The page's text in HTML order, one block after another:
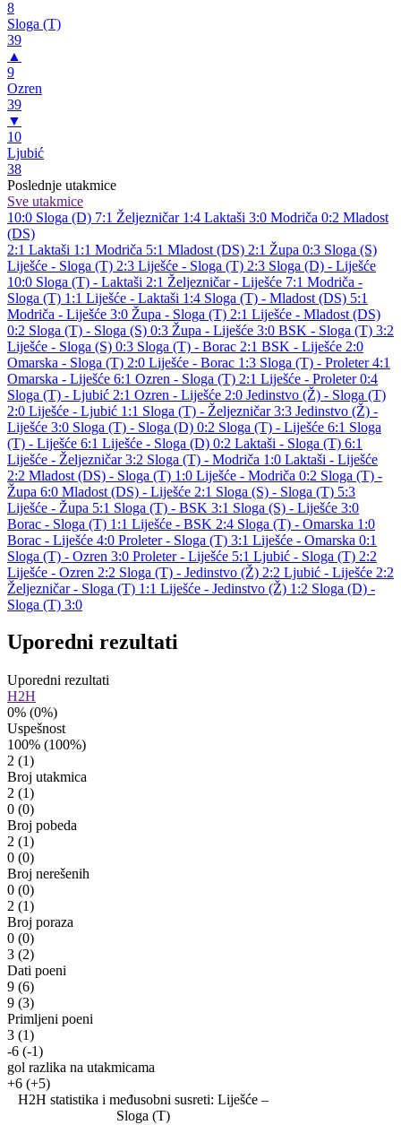
8
Sloga (T)
39
▲
9
Ozren
39
▼
10
Ljubić
38
Poslednje utakmice
Sve utakmice
10:0 Sloga (D) 7:1 Željezničar 1:4 Laktaši 3:0 Modriča 0:2 Mladost
(DS)
2:1 Laktaši 1:1 Modriča 5:1 Mladost (DS) 2:1 Župa 0:3 Sloga (S)
Liješće - Sloga (T) 2:3 Liješće - Sloga (T) 2:3 Sloga (D) - Liješće
10:0 Sloga (T) - Laktaši 2:1 Željezničar - Liješće 7:1 Modriča -
Sloga (T) 1:1 Liješće - Laktaši 1:4 Sloga (T) - Mladost (DS) 5:1
Modriča - Liješće 3:0 Župa - Sloga (T) 2:1 Liješće - Mladost (DS)
0:2 Sloga (T) - Sloga (S) 0:3 Župa - Liješće 3:0 BSK - Sloga (T) 3:2
Liješće - Sloga (S) 0:3 Sloga (T) - Borac 2:1 BSK - Liješće 2:0
Omarska - Sloga (T) 2:0 Liješće - Borac 1:3 Sloga (T) - Proleter 4:1
Omarska - Liješće 6:1 Ozren - Sloga (T) 2:1 Liješće - Proleter 0:4
Sloga (T) - Ljubić 2:1 Ozren - Liješće 2:0 Jedinstvo (Ž) - Sloga (T)
2:0 Liješće - Ljubić 1:1 Sloga (T) - Željezničar 3:3 Jedinstvo (Ž) -
Liješće 3:0 Sloga (T) - Sloga (D) 0:2 Sloga (T) - Liješće 6:1 Sloga
(T) - Liješće 6:1 Liješće - Sloga (D) 0:2 Laktaši - Sloga (T) 6:1
Liješće - Željezničar 3:2 Sloga (T) - Modriča 1:0 Laktaši - Liješće
2:2 Mladost (DS) - Sloga (T) 1:0 Liješće - Modriča 0:2 Sloga (T) -
Župa 6:0 Mladost (DS) - Liješće 2:1 Sloga (S) - Sloga (T) 5:3
Liješće - Župa 5:1 Sloga (T) - BSK 3:1 Sloga (S) - Liješće 3:0
Borac - Sloga (T) 1:1 Liješće - BSK 2:4 Sloga (T) - Omarska 1:0
Borac - Liješće 4:0 Proleter - Sloga (T) 3:1 Liješće - Omarska 0:1
Sloga (T) - Ozren 3:0 Proleter - Liješće 5:1 Ljubić - Sloga (T) 2:2
Liješće - Ozren 2:2 Sloga (T) - Jedinstvo (Ž) 2:2 Ljubić - Liješće 2:2
Željezničar - Sloga (T) 1:1 Liješće - Jedinstvo (Ž) 1:2 Sloga (D) -
Sloga (T) 3:0
Uporedni rezultati
Uporedni rezultati
H2H
0% (0%)
Uspešnost
100% (100%)
2 (1)
Broj utakmica
2 (1)
0 (0)
Broj pobeda
2 (1)
0 (0)
Broj nerešenih
0 (0)
2 (1)
Broj poraza
0 (0)
3 (2)
Dati poeni
9 (6)
9 (3)
Primljeni poeni
3 (1)
-6 (-1)
gol razlika na utakmicama
+6 (+5)
H2H statistika i međusobni susreti: Liješće –
Sloga (T)